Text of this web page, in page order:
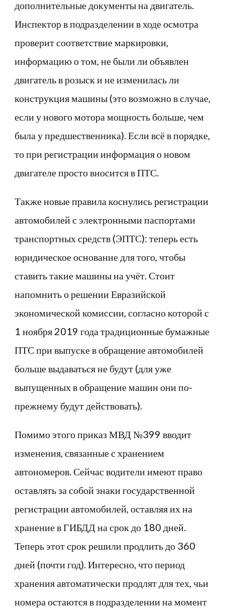
дополнительные документы на двигатель.
Инспектор в подразделении в ходе осмотра
проверит соответствие маркировки,
информацию о том, не были ли объявлен
двигатель в розыск и не изменилась ли
конструкция машины (это возможно в случае,
если у нового мотора мощность больше, чем
была у предшественника). Если всё в порядке,
то при регистрации информация о новом
двигателе просто вносится в ПТС.
Также новые правила коснулись регистрации
автомобилей с электронными паспортами
транспортных средств (ЭПТС): теперь есть
юридическое основание для того, чтобы
ставить такие машины на учёт. Стоит
напомнить о решении Евразийской
экономической комиссии, согласно которой с
1 ноября 2019 года традиционные бумажные
ПТС при выпуске в обращение автомобилей
больше выдаваться не будут (для уже
выпущенных в обращение машин они по-
прежнему будут действовать).
Помимо этого приказ МВД №399 вводит
изменения, связанные с хранением
автономеров. Сейчас водители имеют право
оставлять за собой знаки государственной
регистрации автомобилей, оставляя их на
хранение в ГИБДД на срок до 180 дней.
Теперь этот срок решили продлить до 360
дней (почти год). Интересно, что период
хранения автоматически продлят для тех, чьи
номера остаются в подразделении на момент